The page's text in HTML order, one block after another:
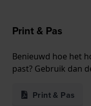
Print & Pas
Benieuwd hoe het
past? Gebruik dan
Print & Pas